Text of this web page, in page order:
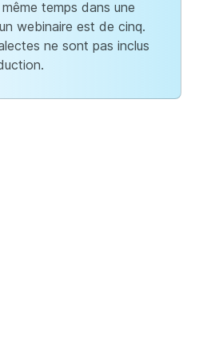
temps dans une
webinaire est de cinq.
ne sont pas inclus